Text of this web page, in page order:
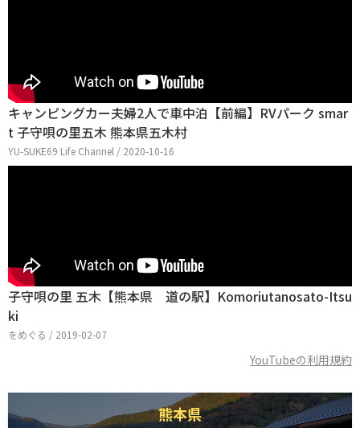
キャンピングカー夫婦2人で車中泊【前編】RVパーク smar
t 子守唄の里五木 熊本県五木村
YU-SUKE69 Life Channel / 2020-10-16
子守唄の里 五木【熊本県 道の駅】Komoriutanosato-Itsu
ki
をめぐる / 2019-02-07
YouTubeの利用規約
熊本県